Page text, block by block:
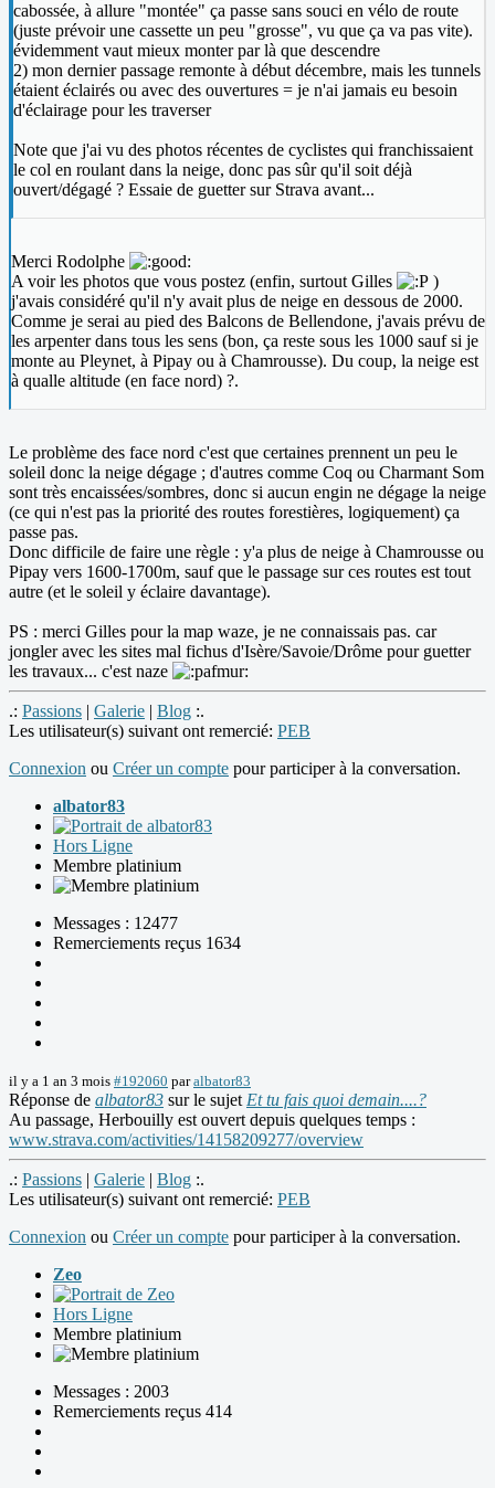
cabossée, à allure "montée" ça passe sans souci en vélo de route
(juste prévoir une cassette un peu "grosse", vu que ça va pas vite).
évidemment vaut mieux monter par là que descendre
2) mon dernier passage remonte à début décembre, mais les tunnels
étaient éclairés ou avec des ouvertures = je n'ai jamais eu besoin
d'éclairage pour les traverser
Note que j'ai vu des photos récentes de cyclistes qui franchissaient
le col en roulant dans la neige, donc pas sûr qu'il soit déjà
ouvert/dégagé ? Essaie de guetter sur Strava avant...
Merci Rodolphe
A voir les photos que vous postez (enfin, surtout Gilles
)
j'avais considéré qu'il n'y avait plus de neige en dessous de 2000.
Comme je serai au pied des Balcons de Bellendone, j'avais prévu de
les arpenter dans tous les sens (bon, ça reste sous les 1000 sauf si je
monte au Pleynet, à Pipay ou à Chamrousse). Du coup, la neige est
à qualle altitude (en face nord) ?.
Le problème des face nord c'est que certaines prennent un peu le
soleil donc la neige dégage ; d'autres comme Coq ou Charmant Som
sont très encaissées/sombres, donc si aucun engin ne dégage la neige
(ce qui n'est pas la priorité des routes forestières, logiquement) ça
passe pas.
Donc difficile de faire une règle : y'a plus de neige à Chamrousse ou
Pipay vers 1600-1700m, sauf que le passage sur ces routes est tout
autre (et le soleil y éclaire davantage).
PS : merci Gilles pour la map waze, je ne connaissais pas. car
jongler avec les sites mal fichus d'Isère/Savoie/Drôme pour guetter
les travaux... c'est naze
.: Passions | Galerie | Blog :.
Les utilisateur(s) suivant ont remercié: PEB
Connexion ou Créer un compte pour participer à la conversation.
albator83
Hors Ligne
Membre platinium
Messages : 12477
Remerciements reçus 1634
il y a 1 an 3 mois #192060 paralbator83
Réponse de albator83 sur le sujet Et tu fais quoi demain....?
Au passage, Herbouilly est ouvert depuis quelques temps :
www.strava.com/activities/14158209277/overview
.: Passions | Galerie | Blog :.
Les utilisateur(s) suivant ont remercié: PEB
Connexion ou Créer un compte pour participer à la conversation.
Zeo
Hors Ligne
Membre platinium
Messages : 2003
Remerciements reçus 414